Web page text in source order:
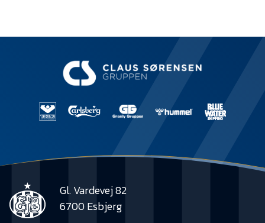
Gl. Vardevej 82
6700 Esbjerg